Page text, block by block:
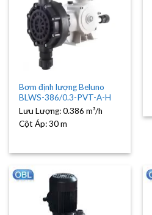
Bơm định lượng Beluno
BLWS-386/0.3-PVT-A-H
Lưu Lượng:0.386 m³/h
Cột Áp:30 m